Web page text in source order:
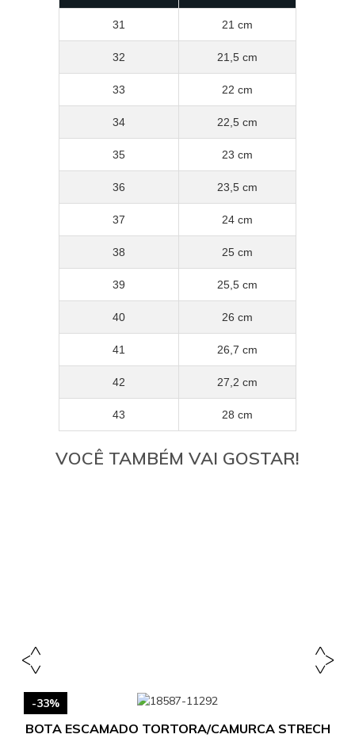
31 21 cm
32 21,5 cm
33 22 cm
34 22,5 cm
35 23 cm
36 23,5 cm
37 24 cm
38 25 cm
39 25,5 cm
40 26 cm
41 26,7 cm
42 27,2 cm
43 28 cm
VOCÊ TAMBÉM VAI GOSTAR!
ASSINE NOSSA NEWSLETTER